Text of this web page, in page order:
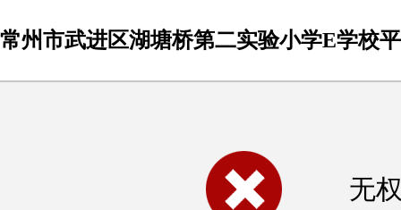
常州市武进区湖塘桥第二实验小学E学校
无